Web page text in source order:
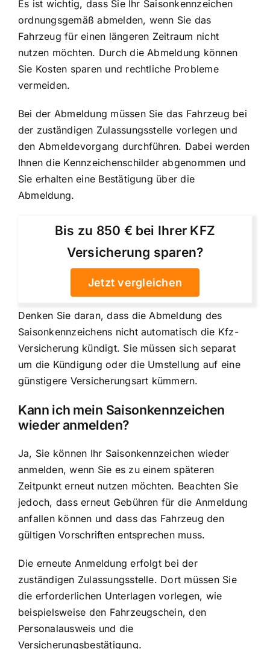
Es ist wichtig, dass Sie Ihr Saisonkennzeichen
ordnungsgemäß abmelden, wenn Sie das
Fahrzeug für einen längeren Zeitraum nicht
nutzen möchten. Durch die Abmeldung können
Sie Kosten sparen und rechtliche Probleme
vermeiden.
Bei der Abmeldung müssen Sie das Fahrzeug bei
der zuständigen Zulassungsstelle vorlegen und
den Abmeldevorgang durchführen. Dabei werden
Ihnen die Kennzeichenschilder abgenommen und
Sie erhalten eine Bestätigung über die
Abmeldung.
Bis zu 850 € bei Ihrer KFZ
Versicherung sparen?
Jetzt vergleichen
Denken Sie daran, dass die Abmeldung des
Saisonkennzeichens nicht automatisch die Kfz-
Versicherung kündigt. Sie müssen sich separat
um die Kündigung oder die Umstellung auf eine
günstigere Versicherungsart kümmern.
Kann ich mein Saisonkennzeichen
wieder anmelden?
Ja, Sie können Ihr Saisonkennzeichen wieder
anmelden, wenn Sie es zu einem späteren
Zeitpunkt erneut nutzen möchten. Beachten Sie
jedoch, dass erneut Gebühren für die Anmeldung
anfallen können und dass das Fahrzeug den
gültigen Vorschriften entsprechen muss.
Die erneute Anmeldung erfolgt bei der
zuständigen Zulassungsstelle. Dort müssen Sie
die erforderlichen Unterlagen vorlegen, wie
beispielsweise den Fahrzeugschein, den
Personalausweis und die
Versicherungsbestätigung.